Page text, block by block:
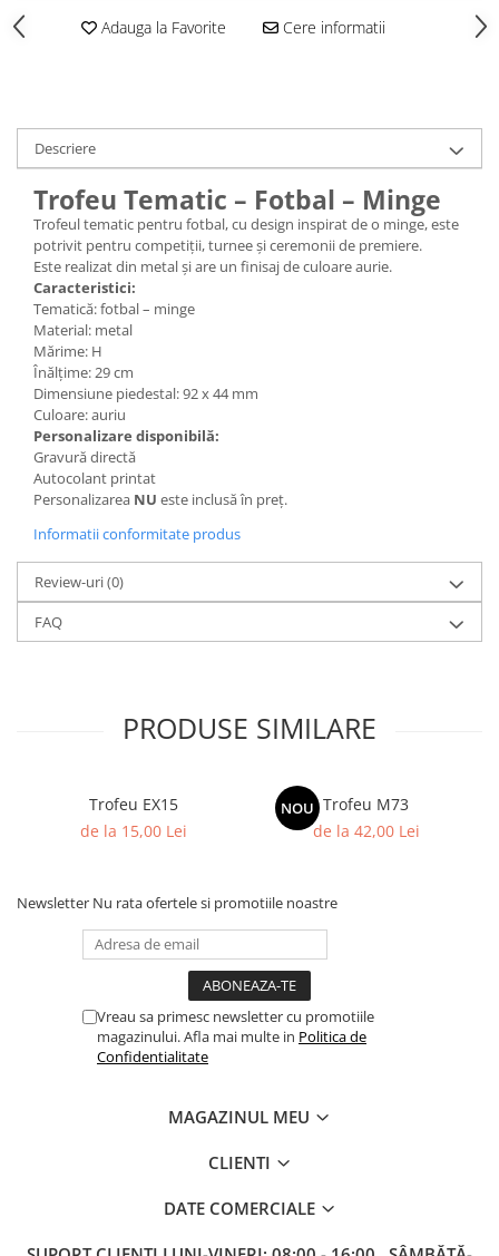
Trofee Lemn
Trofee Sticla
Accesorii Trofee
Personalizari Trofee
Cutii de Prezentare , Mape
Trofeu Plastic
Figurine
Figurine Rasina
Figurine Plastic
Accesorii Figurine
OUTLET
Cupe Outlet
Medalii Outlet
Trofee Outlet
Figurine Outlet
Personalizari
Produse Personalizate
Adauga la Favorite Cere informatii
Descriere
Trofeu Tematic – Fotbal – Minge
Trofeul tematic pentru fotbal, cu design inspirat de o minge, este
potrivit pentru competiții, turnee și ceremonii de premiere.
Este realizat din metal și are un finisaj de culoare aurie.
Caracteristici:
Tematică: fotbal – minge
Material: metal
Mărime: H
Înălțime: 29 cm
Dimensiune piedestal: 92 x 44 mm
Culoare: auriu
Personalizare disponibilă:
Gravură directă
Autocolant printat
Personalizarea NU este inclusă în preț.
Informatii conformitate produs
Review-uri(0)
FAQ
PRODUSE SIMILARE
Trofeu EX15
de la 15,00 Lei
NOU Trofeu M73
de la 42,00 Lei
Newsletter Nu rata ofertele si promotiile noastre
Vreau sa primesc newsletter cu promotiile
magazinului. Afla mai multe in Politica de
Confidentialitate
MAGAZINUL MEU
CLIENTI
DATE COMERCIALE